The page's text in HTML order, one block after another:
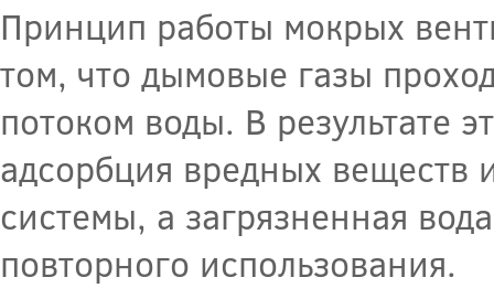
Принцип работы мокрых
том, что дымовые газы
потоком воды. В результате
адсорбция вредных веществ
системы, а загрязненная
повторного использования.